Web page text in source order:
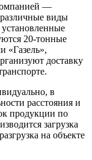
—
виды
20-тонные
«Газель»,
доставку
в
расстояния и
продукции по
загрузка
на объекте